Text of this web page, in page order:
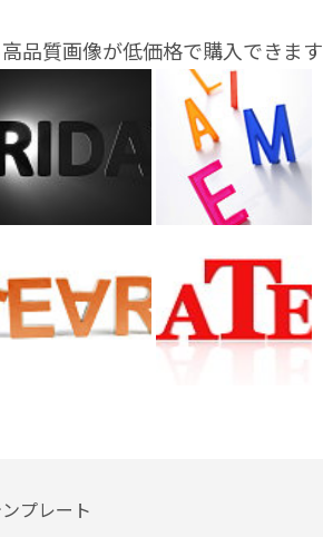
高品質画像が低価格で購入できます
プレート